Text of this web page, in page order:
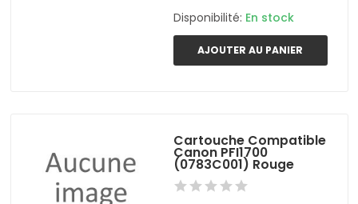
Disponibilité: En stock
AJOUTER AU PANIER
Cartouche Compatible
Canon PFI1700
(0783C001) Rouge